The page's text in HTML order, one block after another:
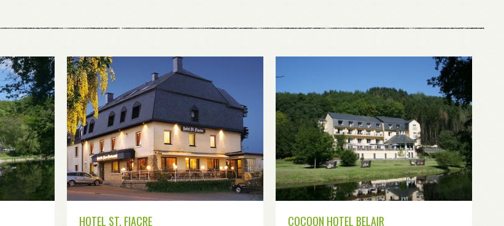
HOTEL ST. FIACRE COCOON HOTEL BELAIR